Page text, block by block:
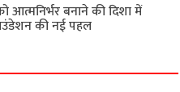
आत्मनिर्भर बनाने की दिशा में
की नई पहल